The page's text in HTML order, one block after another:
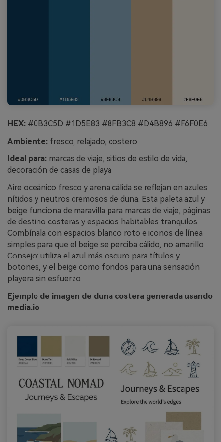
HEX: #0B3C5D #1D5E83 #8FB3C8 #D4B896 #F6F0E6
Ambiente: fresco, relajado, costero
Ideal para: marcas de viaje, sitios de estilo de vida,
decoración de casas de playa
Aire oceánico fresco y arena cálida se reflejan en azules
nítidos y neutros cremosos de duna. Esta paleta azul y
beige funciona de maravilla para marcas de viaje, páginas
de destino costeras y espacios habitables tranquilos.
Combínala con espacios blanco roto e iconos de línea
simples para que el beige se perciba cálido, no amarillo.
Consejo: utiliza el azul más oscuro para títulos y
botones, y el beige como fondos para una sensación
playera sin esfuerzo.
Ejemplo de imagen de duna costera generada usando
media.io